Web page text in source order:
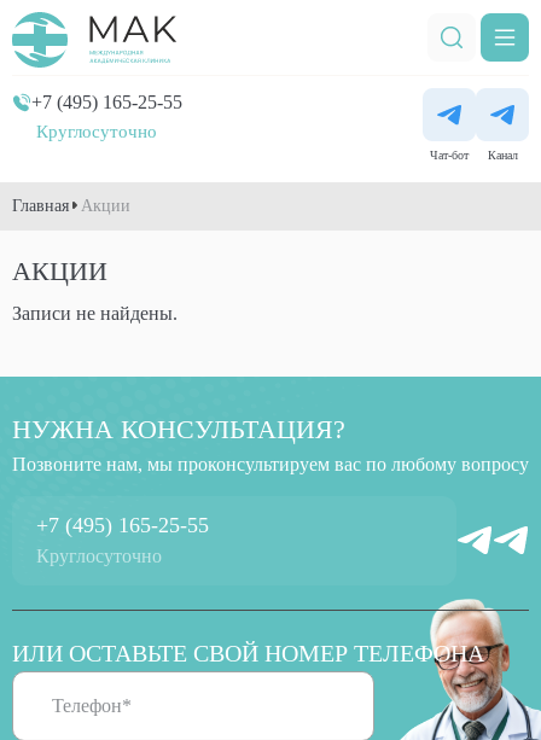
Круглосуточно
+7 (495) 165-25-55
Чат-бот Канал
Главная Акции
АКЦИИ
Записи не найдены.
НУЖНА КОНСУЛЬТАЦИЯ?
Позвоните нам, мы проконсультируем вас по любому вопросу
Круглосуточно
+7 (495) 165-25-55
ИЛИ ОСТАВЬТЕ СВОЙ НОМЕР ТЕЛЕФОНА